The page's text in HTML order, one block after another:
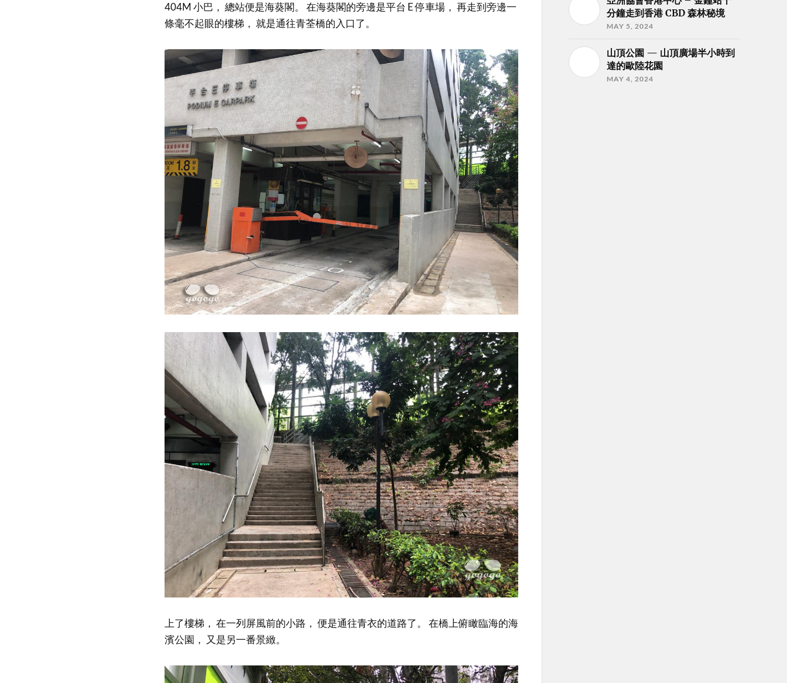
404M 小巴， 總站便是海葵閣。 在海葵閣的旁邊是平台 E 停車場， 再走到旁邊一
條毫不起眼的樓梯， 就是通往青荃橋的入口了。
上了樓梯， 在一列屏風前的小路， 便是通往青衣的道路了。 在橋上俯瞰臨海的海
濱公園， 又是另一番景緻。
分鐘走到香港 CBD 森林秘境
MAY 5, 2024
山頂公園 — 山頂廣場半小時到
達的歐陸花園
MAY 4, 2024